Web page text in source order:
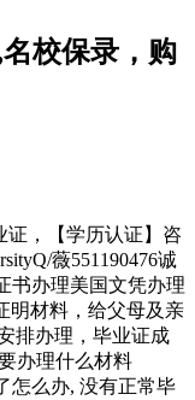
校保录，购
证，【学历认证】咨
薇551190476诚
书办理美国文凭办理
明材料，给父母及亲
排办理，毕业证成
办理什么材料
怎么办, 没有正常毕